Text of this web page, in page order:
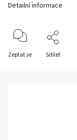
Detailní informace
Zeptat se Sdílet